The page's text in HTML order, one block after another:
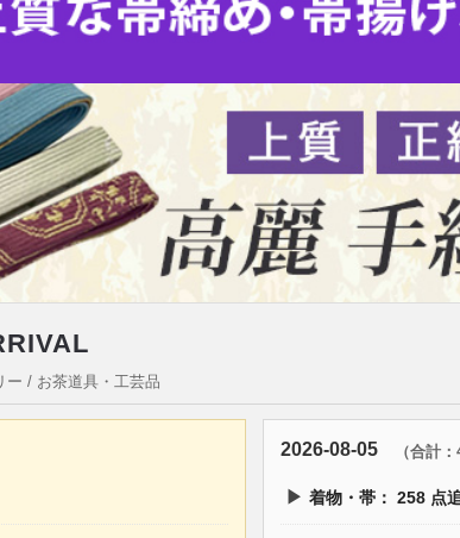
ー / お茶道具・工芸品
2026-08-05 （合計：
▶ 着物・帯：258 点